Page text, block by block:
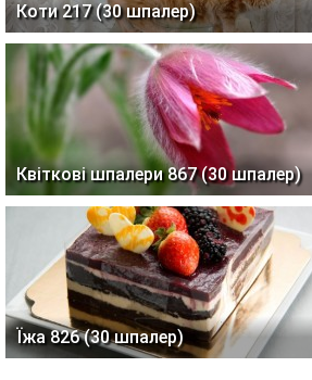
Коти 217 (30 шпалер)
Квіткові шпалери 867 (30 шпалер)
Їжа 826 (30 шпалер)